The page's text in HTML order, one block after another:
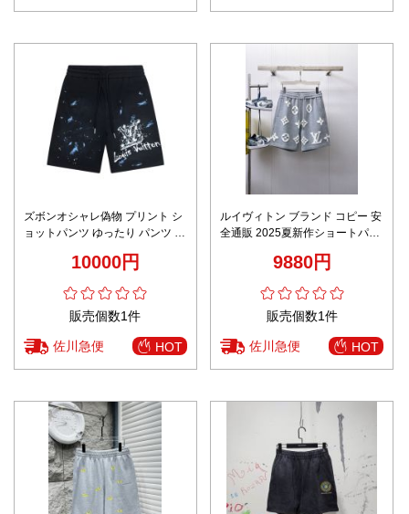
ズボンオシャレ偽物 プリント シ
ョットパンツ ゆったり パンツ カ
10000円
販売個数1件
佐川急便 HOT
ルイヴィトン ブランド コピー 安
全通販 2025夏新作ショートパン
9880円
販売個数1件
佐川急便 HOT